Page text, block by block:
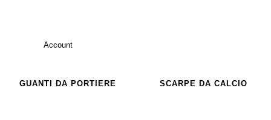
Account
GUANTI DA PORTIERE SCARPE DA CALCIO